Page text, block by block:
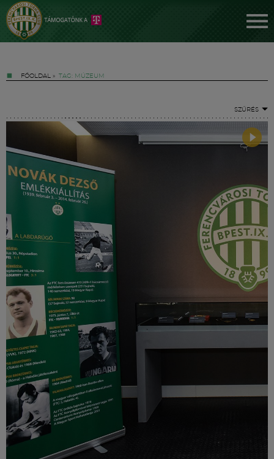
FŐOLDAL » TAG: MÚZEUM
SZŰRÉS
Jegyek
FM YouTube +
Hírek
Labdarúgás
Szakosztályok
Meccscenter
Klub
Szolgáltatások